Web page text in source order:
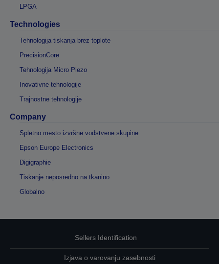
LPGA
Technologies
Tehnologija tiskanja brez toplote
PrecisionCore
Tehnologija Micro Piezo
Inovativne tehnologije
Trajnostne tehnologije
Company
Spletno mesto izvršne vodstvene skupine
Epson Europe Electronics
Digigraphie
Tiskanje neposredno na tkanino
Globalno
Sellers Identification
Izjava o varovanju zasebnosti